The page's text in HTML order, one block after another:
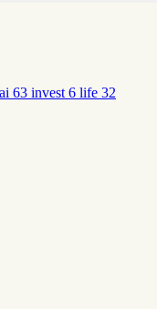
ai 63 invest 6 life 32